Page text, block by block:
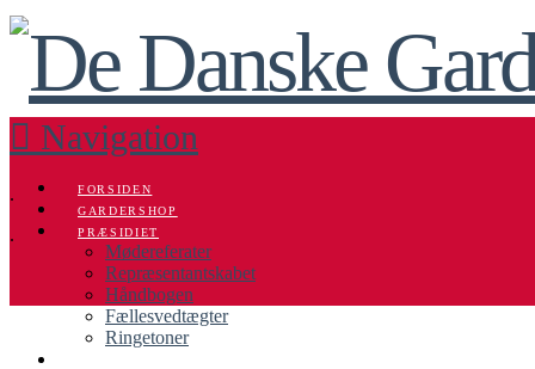
Navigation
FORSIDEN
GARDERSHOP
PRÆSIDIET
Mødereferater
Repræsentantskabet
Håndbogen
Fællesvedtægter
Ringetoner
.
.